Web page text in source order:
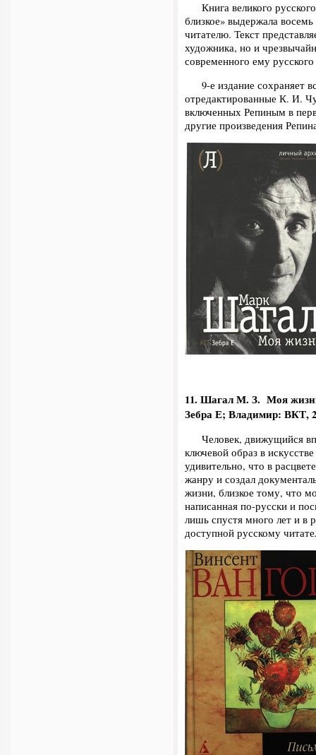
Книга великого
близкое» выдержала
читателю. Текст
художника, но и
современного ему
9-е издание сохраняет
отредактированные К. И.
включенных Репиным в
другие произведения
11. Шагал М. З. Моя
Зебра Е; Владимир: ВКТ,
Человек, движущийся
ключевой образ в
удивительно, что в
жанру и создал
жизни, близкое тому, что
написанная по-русски и
лишь спустя много лет и в
доступной русскому